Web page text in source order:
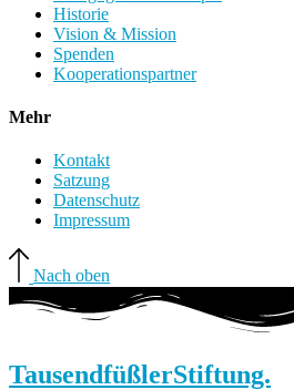
Historie
Vision & Mission
Spenden
Kooperationspartner
Mehr
Kontakt
Satzung
Datenschutz
Impressum
Nach oben
TausendfüßlerStiftung.